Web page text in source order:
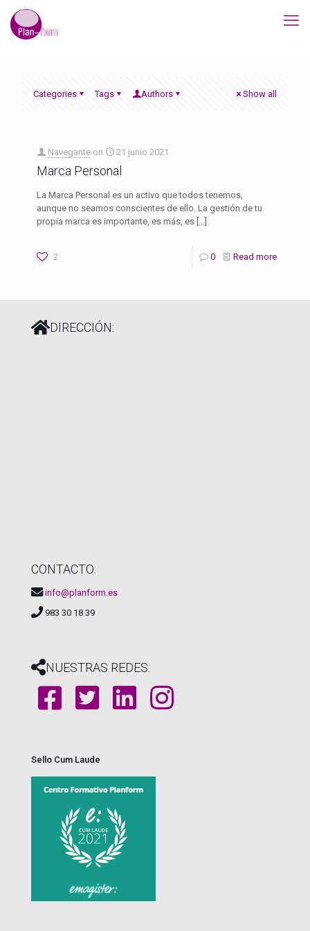
Categories Tags Authors Show all
Navegante on 21 junio 2021
Marca Personal
La Marca Personal es un activo que todos tenemos,
aunque no seamos conscientes de ello. La gestión de tu
propia marca es importante, es más, es […]
2 0 Read more
DIRECCIÓN:
CONTACTO:
info@planform.es
983 30 18 39
NUESTRAS REDES:
Sello Cum Laude